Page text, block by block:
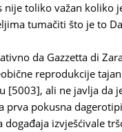
nije toliko važan koliko
tumačiti što je to
da Gazzetta di
reprodukcije
[5003], ali ne javlja da
prva pokusna
događaja izvješćivale